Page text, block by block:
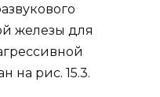
железы для
на рис. 15.3.